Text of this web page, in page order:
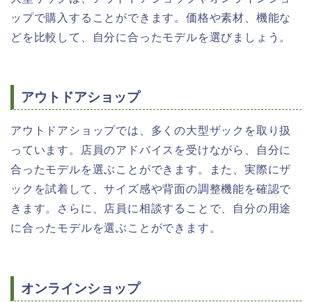
ップで購入することができます。価格や素材、機能な
どを比較して、自分に合ったモデルを選びましょう。
アウトドアショップ
アウトドアショップでは、多くの大型ザックを取り扱
っています。店員のアドバイスを受けながら、自分に
合ったモデルを選ぶことができます。また、実際にザ
ックを試着して、サイズ感や背面の調整機能を確認で
きます。さらに、店員に相談することで、自分の用途
に合ったモデルを選ぶことができます。
オンラインショップ